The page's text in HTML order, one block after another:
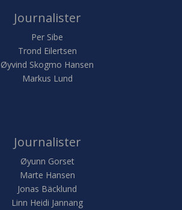
Journalister
Per Sibe
Trond Eilertsen
Øyvind Skogmo Hansen
Markus Lund
Journalister
Øyunn Gorset
Marte Hansen
Jonas Bäcklund
Linn Heidi Jannang